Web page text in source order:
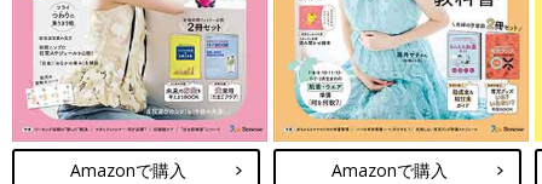
Amazonで購入 Amazonで購入